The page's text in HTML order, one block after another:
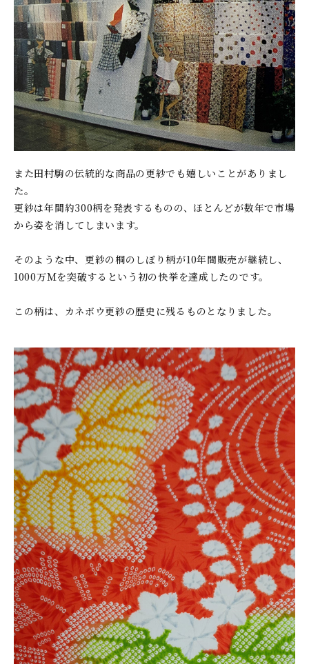
また田村駒の伝統的な商品の更紗でも嬉しいことがありまし
た。
更紗は年間約300柄を発表するものの、ほとんどが数年で市場
から姿を消してしまいます。
そのような中、更紗の桐のしぼり柄が10年間販売が継続し、
1000万Ｍを突破するという初の快挙を達成したのです。
この柄は、カネボウ更紗の歴史に残るものとなりました。